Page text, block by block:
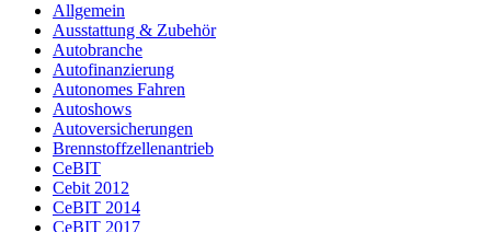
Allgemein
Ausstattung & Zubehör
Autobranche
Autofinanzierung
Autonomes Fahren
Autoshows
Autoversicherungen
Brennstoffzellenantrieb
CeBIT
Cebit 2012
CeBIT 2014
CeBIT 2017